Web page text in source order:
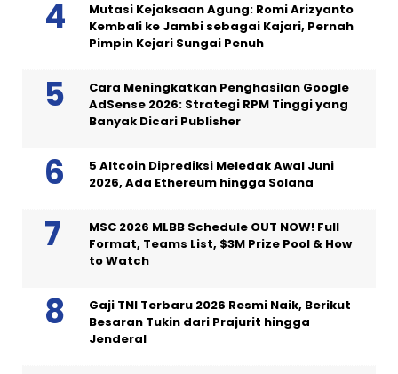
Mutasi Kejaksaan Agung: Romi Arizyanto
Kembali ke Jambi sebagai Kajari, Pernah
Pimpin Kejari Sungai Penuh
Cara Meningkatkan Penghasilan Google
AdSense 2026: Strategi RPM Tinggi yang
Banyak Dicari Publisher
5 Altcoin Diprediksi Meledak Awal Juni
2026, Ada Ethereum hingga Solana
MSC 2026 MLBB Schedule OUT NOW! Full
Format, Teams List, $3M Prize Pool & How
to Watch
Gaji TNI Terbaru 2026 Resmi Naik, Berikut
Besaran Tukin dari Prajurit hingga
Jenderal